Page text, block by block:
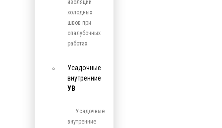
изоляции
холодных
швов при
опалубочных
работах.
Усадочные
внутренние
УВ
Усадочные
внутренние